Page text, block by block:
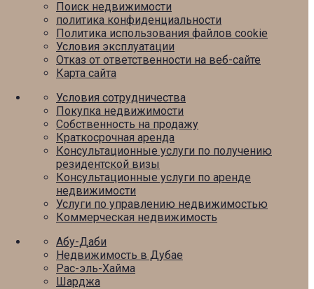
Поиск недвижимости
политика конфиденциальности
Политика использования файлов cookie
Условия эксплуатации
Отказ от ответственности на веб-сайте
Карта сайта
Условия сотрудничества
Покупка недвижимости
Собственность на продажу
Краткосрочная аренда
Консультационные услуги по получению
резидентской визы
Консультационные услуги по аренде
недвижимости
Услуги по управлению недвижимостью
Коммерческая недвижимость
Абу-Даби
Недвижимость в Дубае
Рас-эль-Хайма
Шарджа